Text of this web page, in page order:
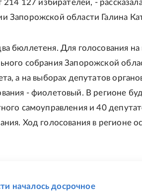
214 127 избирателей, -
Запорожской области Галина
бюллетеня. Для голосования на
собрания Запорожской
а на выборах депутатов
- фиолетовый. В регионе
самоуправления и 40
Ход голосования в регионе
началось досрочное